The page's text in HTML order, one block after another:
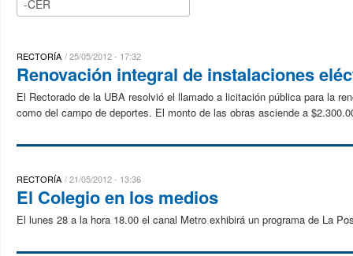
RECTORÍA 25/05/2012 - 17:32
Renovación integral de instalaciones
El Rectorado de la UBA resolvió el llamado a licitación pública para la
como del campo de deportes. El monto de las obras asciende a
RECTORÍA 21/05/2012 - 13:36
El Colegio en los medios
El lunes 28 a la hora 18.00 el canal Metro exhibirá un programa de La